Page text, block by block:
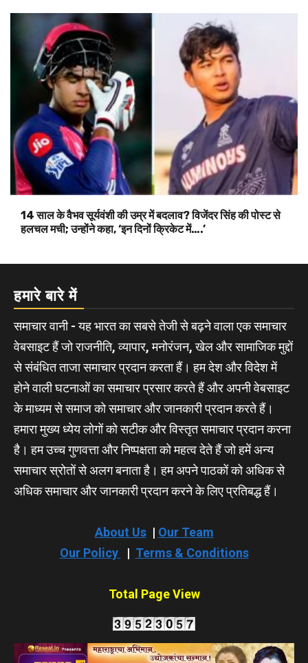
14 साल के वैभव सूर्यवंशी की उम्र में बदलाव? विजेंदर सिंह की पोस्ट से
हलचल मची; उन्होंने कहा, ‘इन दिनों क्रिकेट में….’
हमारे बारे में
समाचार वानी - यह भारत का सबसे तेजी से बढ़ने वाला एक समाचार
वेबसाइट हैं जो राजनीति, व्यापार, मनोरंजन, खेल और सामाजिक मुद्दों
से संबंधित ताजा समाचार प्रदान करता हैं। हम देश और विदेश में
होने वाली घटनाओं का समाचार प्रसार करते हैं और अपनी वेबसाइट
के माध्यम से समाज को समाचार और जानकारी प्रदान करते हैं।
हमारा मुख्य ध्येय लोगों को सटीक और विस्तृत समाचार प्रदान करना
है। हम उच्च गुणवत्ता और निष्पक्षता को महत्व देते हैं जो हमें अन्य
समाचार स्रोतों से अलग बनाता है। हम अपने पाठकों को अधिक से
अधिक समाचार और जानकारी प्रदान करने के लिए प्रतिबद्ध हैं।
About Us| Our Team
Our Policy
| Terms & Conditions
Total Page View